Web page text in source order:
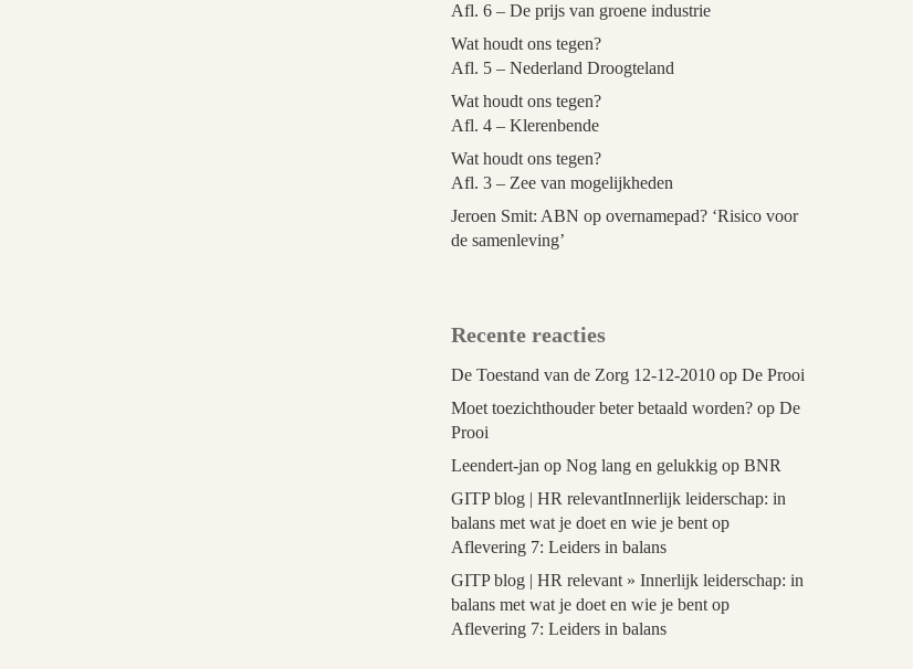
Afl. 6 – De prijs van groene industrie
Wat houdt ons tegen?
Afl. 5 – Nederland Droogteland
Wat houdt ons tegen?
Afl. 4 – Klerenbende
Wat houdt ons tegen?
Afl. 3 – Zee van mogelijkheden
Jeroen Smit: ABN op overnamepad? ‘Risico voor
de samenleving’
Recente reacties
De Toestand van de Zorg 12-12-2010op De Prooi
Moet toezichthouder beter betaald worden?op De
Prooi
Leendert-jan op Nog lang en gelukkig op BNR
GITP blog | HR relevantInnerlijk leiderschap: in
balans met wat je doet en wie je bentop
Aflevering 7: Leiders in balans
GITP blog | HR relevant » Innerlijk leiderschap: in
balans met wat je doet en wie je bentop
Aflevering 7: Leiders in balans